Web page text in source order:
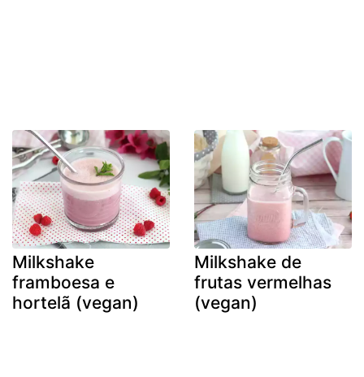
Milkshake
framboesa e
hortelã (vegan)
Milkshake de
frutas vermelhas
(vegan)